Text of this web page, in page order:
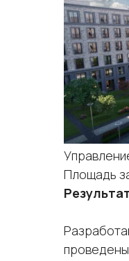
Площадь